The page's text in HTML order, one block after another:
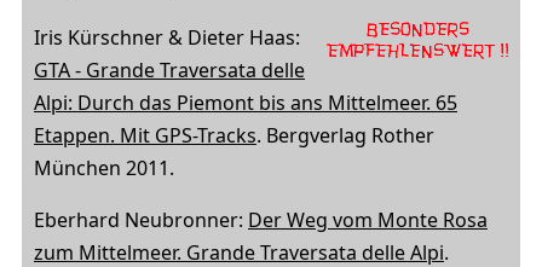
Iris Kürschner & Dieter Haas:
GTA - Grande Traversata delle
Alpi: Durch das Piemont bis ans Mittelmeer. 65
Etappen. Mit GPS-Tracks. Bergverlag Rother
München 2011.
Eberhard Neubronner: Der Weg vom Monte Rosa
zum Mittelmeer. Grande Traversata delle Alpi.